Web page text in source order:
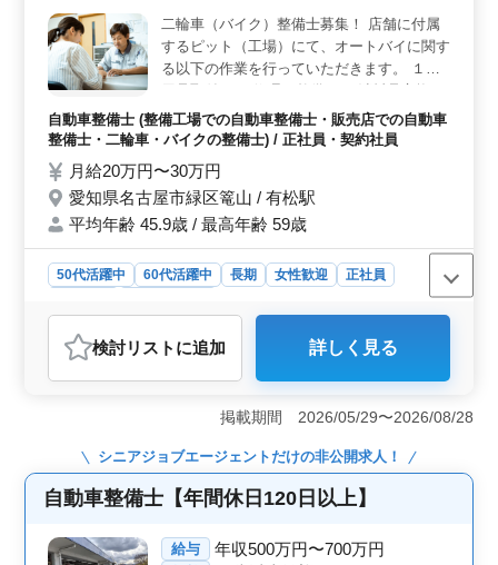
末年始、GW休暇の長期休暇もあり、しっかりと休息を取
ることができる環境が整っています。
二輪車（バイク）整備士募集！ 店舗に付属
するピット（工場）にて、オートバイに関す
る以下の作業を行っていただきます。 １．
（オイル・タイヤ・パッド等） ４．車検受
付
自動車整備士 (整備工場での自動車整備士・販売店での自動車
整備士・二輪車・バイクの整備士) / 正社員・契約社員
月給20万円〜30万円
愛知県名古屋市緑区篭山 / 有松駅
平均年齢 45.9歳 / 最高年齢 59歳
50代活躍中 60代活躍中 長期 女性歓迎
正社員
おすすめポイント
＜技術向上もできる＞ この求人は、経験豊富な整備士
にとって、自身のスキルをさらに高める良い機会です。5
年以上の二輪バイク整備経験が求められており、多岐に
わたる整備作業を通じて、培ってきたスキルを活かせま
す。 ＜働きやすい環境＞ 週休2日シフト制、夏季休
業、年末年始休暇、GW休暇といった休日や、マイカー・
バイク通勤可（駐車場無料）など、働きやすい環境が整
っています。また、時間外労働は月平均15時間と限定的
りがい＞ 会社がオートバイ用品販売及び修理業務を行
検討リスト に追加 詳しく見る
掲載期間 2026/05/29〜2026/08/28
シニアジョブエージェントだけの非公開求人！
自動車整備士【年間休日120日以上】
給与 年収500万円〜700万円